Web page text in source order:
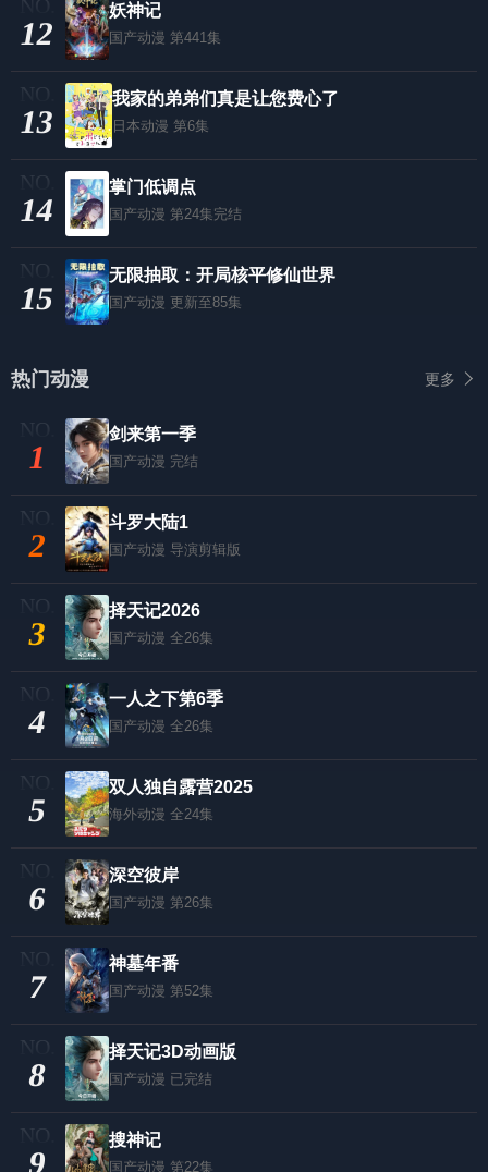
12
妖神记
国产动漫 第441集
13
我家的弟弟们真是让您费心了
日本动漫 第6集
14
掌门低调点
国产动漫 第24集完结
15
无限抽取：开局核平修仙世界
国产动漫 更新至85集
热门动漫 更多
1
剑来第一季
国产动漫 完结
2
斗罗大陆1
国产动漫 导演剪辑版
3
择天记2026
国产动漫 全26集
4
一人之下第6季
国产动漫 全26集
5
双人独自露营2025
海外动漫 全24集
6
深空彼岸
国产动漫 第26集
7
神墓年番
国产动漫 第52集
8
择天记3D动画版
国产动漫 已完结
9
搜神记
国产动漫 第22集